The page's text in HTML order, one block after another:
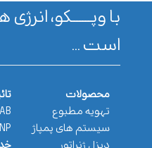
با وپـــــــکو،
است ...
محصولات
تهویه مطبوع
سیستم های پمپاژ